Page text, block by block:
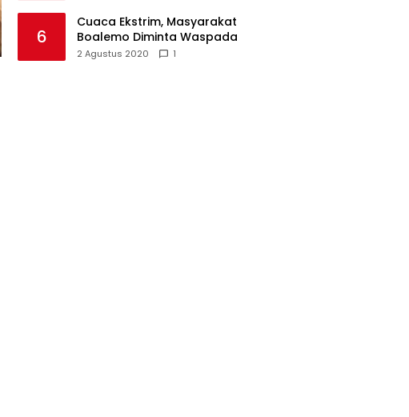
6
Cuaca Ekstrim, Masyarakat
Boalemo Diminta Waspada
2 Agustus 2020 1